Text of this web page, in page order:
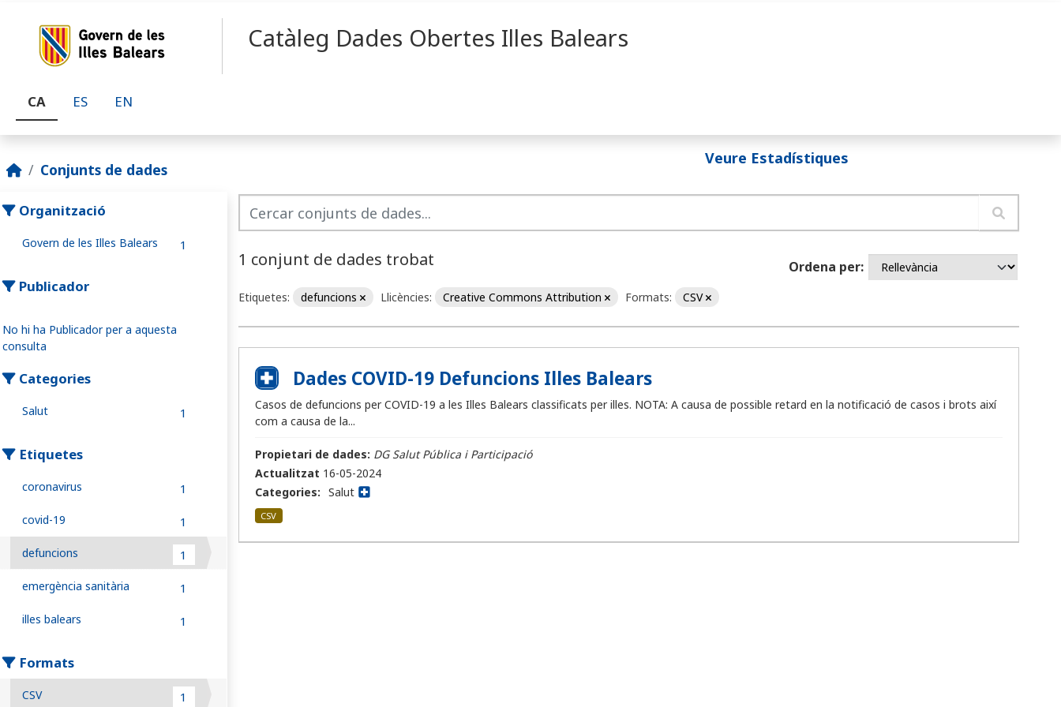
Catàleg Dades Obertes Illes Balears
CA ES EN
Veure Estadístiques
Conjunts de dades
Organització
Govern de les Illes Balears 1
Publicador
No hi ha Publicador per a aquesta
consulta
Categories
Salut 1
Etiquetes
coronavirus 1
covid-19 1
defuncions 1
emergència sanitària 1
illes balears 1
Formats
CSV 1
Ordena per
1 conjunt de dades trobat
Etiquetes: defuncions Llicències: Creative Commons Attribution Formats: CSV
Dades COVID-19 Defuncions Illes Balears
Casos de defuncions per COVID-19 a les Illes Balears classificats per illes. NOTA: A causa de possible retard en la notificació de casos i brots així
com a causa de la...
Propietari de dades: DG Salut Pública i Participació
Actualitzat 16-05-2024
Categories: Salut
CSV